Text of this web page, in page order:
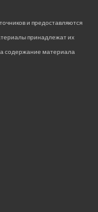
и предоставляются
принадлежат их
содержание материала